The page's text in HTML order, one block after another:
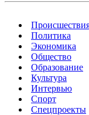
Политика
Экономика
Общество
Образование
Культура
Интервью
Спорт
Спецпроекты